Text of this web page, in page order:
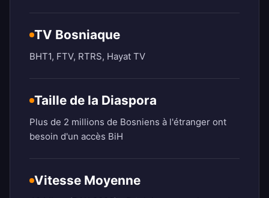
TV Bosniaque
BHT1, FTV, RTRS, Hayat TV
Taille de la Diaspora
Plus de 2 millions de Bosniens à l'étranger ont
besoin d'un accès BiH
Vitesse Moyenne